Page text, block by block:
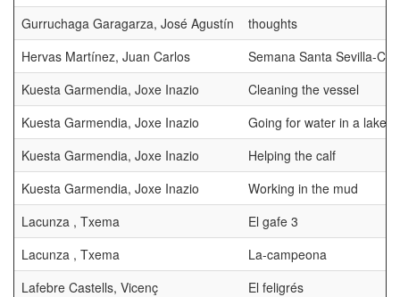
Gurruchaga Garagarza, José Agustín
thoughts
Hervas Martínez, Juan Carlos
Semana Santa Sevilla-
Kuesta Garmendia, Joxe Inazio
Cleaning the vessel
Kuesta Garmendia, Joxe Inazio
Going for water in a lake
Kuesta Garmendia, Joxe Inazio
Helping the calf
Kuesta Garmendia, Joxe Inazio
Working in the mud
Lacunza , Txema
El gafe 3
Lacunza , Txema
La-campeona
Lafebre Castells, Vicenç
El feligrés